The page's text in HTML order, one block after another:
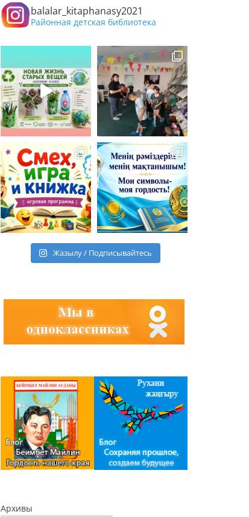
balalar_kitaphanasy2021
Районная детская библиотека
Жазылу / Подписывайтесь
Архивы